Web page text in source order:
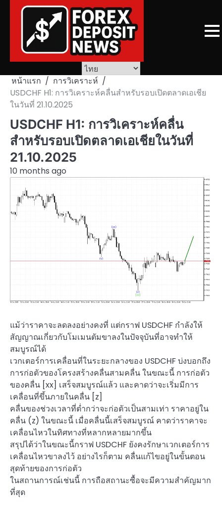
หน้าแรก
การวิเคราะห์
USDCHF H1: การวิเคราะห์คลื่นสำหรับรอบเปิดตลาดเอเชีย
ในวันที่ 21.10.2025
USDCHF H1: การวิเคราะห์คลื่น
สำหรับรอบเปิดตลาดเอเชียในวันที่
21.10.2025
10 months ago
แม้ว่าราคาจะลดลงอย่างคงที่ แต่กราฟ USDCHF กำลังให้
สัญญาณเกี่ยวกับโมเมนตัมขาลงในปัจจุบันที่อาจทำให้
สมบูรณ์ได้
เวกเตอร์การเคลื่อนที่ในระยะกลางของ USDCHF บ่งบอกถึง
การก่อตัวของโครงสร้างคลื่นสามคลื่น ในขณะนี้ การก่อตัว
ของคลื่น [xx] เสร็จสมบูรณ์แล้ว และคาดว่าจะเริ่มมีการ
เคลื่อนที่ขึ้นภายในคลื่น [z]
คลื่นของช่วงเวลาที่ต่ำกว่าจะก่อตัวเป็นสามเท่า ราคาอยู่ใน
คลื่น (z) ในขณะนี้ เมื่อคลื่นนี้เสร็จสมบูรณ์ คาดว่าราคาจะ
เคลื่อนไหวในทิศทางที่หลากหลายมากขึ้น
สรุปได้ว่าในขณะนี้กราฟ USDCHF ยังคงรักษาเวกเตอร์การ
เคลื่อนไหวขาลงไว้ อย่างไรก็ตาม คลื่นแก้ไขอยู่ในขั้นตอน
สุดท้ายของการก่อตัว
ในสถานการณ์เช่นนี้ การถือสถานะซื้อจะมีความสำคัญมาก
ที่สุด